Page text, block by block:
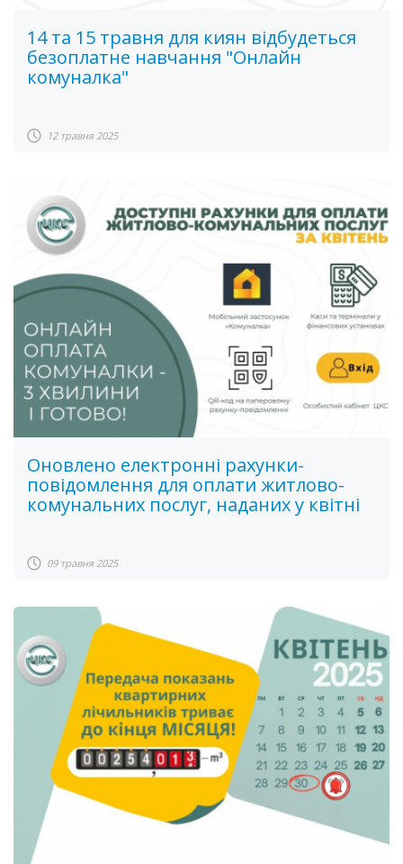
14 та 15 травня для киян відбудеться
безоплатне навчання "Онлайн
комуналка"
12 травня 2025
Оновлено електронні рахунки-
повідомлення для оплати житлово-
комунальних послуг, наданих у квітні
09 травня 2025